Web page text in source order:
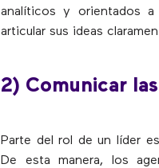
analíticos y orientados
articular sus ideas
2) Comunicar
Parte del rol de un líder
De esta manera, los